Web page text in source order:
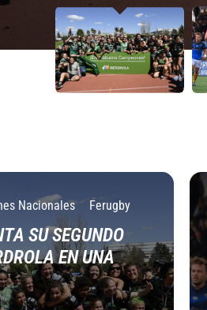
Nacionales Ferugby
SU SEGUNDO
EN UNA